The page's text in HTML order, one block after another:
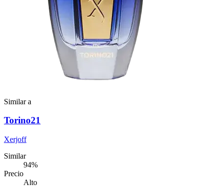
Similar a
Torino21
Xerjoff
Similar
94%
Precio
Alto